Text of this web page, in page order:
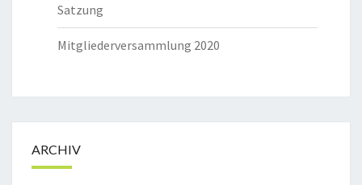
Satzung
Mitgliederversammlung 2020
ARCHIV